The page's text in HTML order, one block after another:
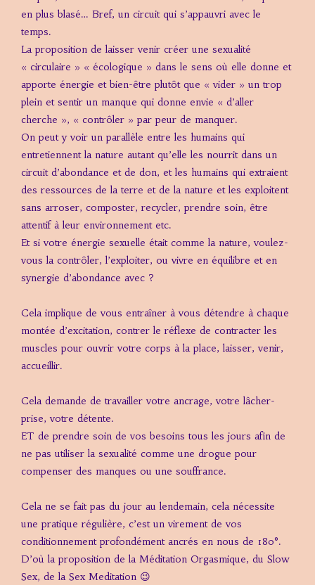
en plus blasé… Bref, un circuit qui s’appauvri avec le
temps.
La proposition de laisser venir créer une sexualité
« circulaire » « écologique » dans le sens où elle donne et
apporte énergie et bien-être plutôt que « vider » un trop
plein et sentir un manque qui donne envie « d’aller
cherche », « contrôler » par peur de manquer.
On peut y voir un parallèle entre les humains qui
entretiennent la nature autant qu’elle les nourrit dans un
circuit d’abondance et de don, et les humains qui extraient
des ressources de la terre et de la nature et les exploitent
sans arroser, composter, recycler, prendre soin, être
attentif à leur environnement etc.
Et si votre énergie sexuelle était comme la nature, voulez-
vous la contrôler, l’exploiter, ou vivre en équilibre et en
synergie d’abondance avec ?
Cela implique de vous entraîner à vous détendre à chaque
montée d’excitation, contrer le réflexe de contracter les
muscles pour ouvrir votre corps à la place, laisser, venir,
accueillir.
Cela demande de travailler votre ancrage, votre lâcher-
prise, votre détente.
ET de prendre soin de vos besoins tous les jours afin de
ne pas utiliser la sexualité comme une drogue pour
compenser des manques ou une souffrance.
Cela ne se fait pas du jour au lendemain, cela nécessite
une pratique régulière, c’est un virement de vos
conditionnement profondément ancrés en nous de 180°.
D’où la proposition de la Méditation Orgasmique, du Slow
Sex, de la Sex Meditation 😉